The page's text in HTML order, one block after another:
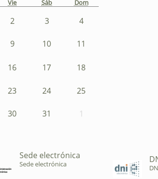
Vie Sáb Dom
2 3 4
9 10 11
16 17 18
23 24 25
30 31 1
Sede electrónica
Sede electrónica